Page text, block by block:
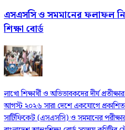
এসএসসি ও সমমানের ফলাফল
শিক্ষা বোর্ড
লাখো শিক্ষার্থী ও অভিভাবকদের দীর্ঘ
আগস্ট ২০২৬ সারা দেশে একযোগে প্রকাশিত
সার্টিফিকেট (এসএসসি) ও সমমানের